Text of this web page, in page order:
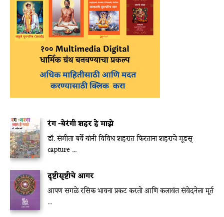
रंग -बेरंगी शहर हे माझे
डॉ. संगीता बर्वे यांनी विविध शहरात फिरताना शहराचे मूडस्
capture ...
दृष्टीसृष्टीचे आगर
आपण सगळे रसिक भावना प्रकट करतो आणि कलावंत संवेदनेला मूर्त
...